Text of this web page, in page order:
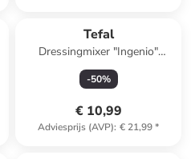
Tefal
Dressingmixer "Ingenio"
zwart/rood - (L)19 cm
-50%
€ 10,99
Adviesprijs (AVP): € 21,99*